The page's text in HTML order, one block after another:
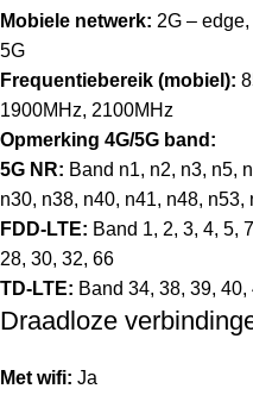
Mobiele netwerk: 2G –
5G
Frequentiebereik (mobiel):
1900MHz, 2100MHz
Opmerking 4G/5G band:
5G NR: Band n1, n2, n3, n5,
n30, n38, n40, n41, n48,
FDD-LTE: Band 1, 2, 3, 4, 5,
28, 30, 32, 66
TD-LTE: Band 34, 38, 39,
Draadloze
Met wifi: Ja